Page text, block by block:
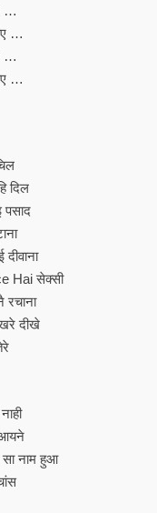
…
…
…
…
दिल
Hai सेक्सी
रचाना
दीखे
सा नाम हुआ